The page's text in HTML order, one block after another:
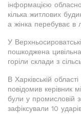
інформацією
кілька житлових
а жінка перебуває в
У
пошкоджена
горіли склади з
В Харківській
повідомив керівник
були у промисловій
зафіксували 10